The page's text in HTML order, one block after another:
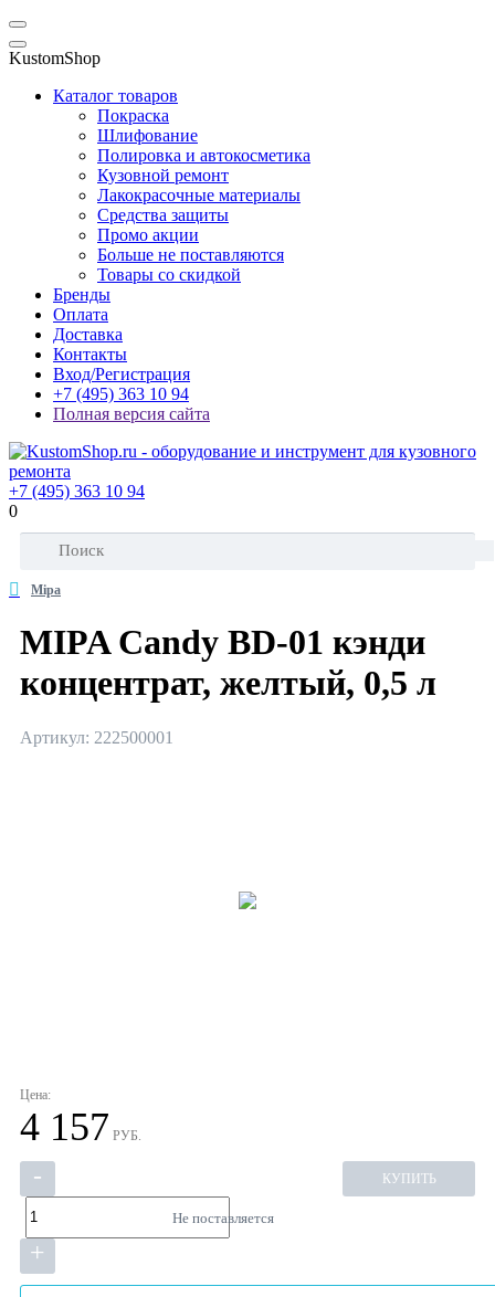
KustomShop
Каталог товаров
Покраска
Шлифование
Полировка и автокосметика
Кузовной ремонт
Лакокрасочные материалы
Средства защиты
Промо акции
Больше не поставляются
Товары со скидкой
Бренды
Оплата
Доставка
Контакты
Вход/Регистрация
+7 (495) 363 10 94
Полная версия сайта
+7 (495) 363 10 94
0
Mipa
MIPA Candy BD-01 кэнди
концентрат, желтый, 0,5 л
Артикул: 222500001
Цена:
4 157 РУБ.
-
+
КУПИТЬ
Не поставляется